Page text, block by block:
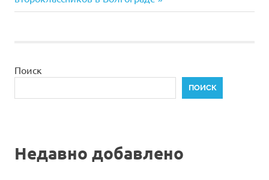
Поиск
ПОИСК
Недавно добавлено